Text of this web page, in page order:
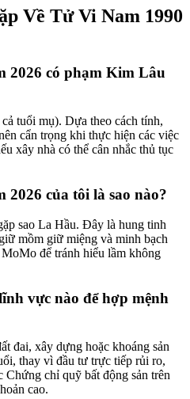
Về Tử Vi Nam 1990
2026 có phạm Kim Lâu
tuổi mụ). Dựa theo cách tính,
cẩn trọng khi thực hiện các việc
xây nhà có thể cân nhắc thủ tục
2026 của tôi là sao nào?
sao La Hầu. Đây là hung tinh
mồm giữ miệng và minh bạch
để tránh hiểu lầm không
vực nào để hợp mệnh
đai, xây dựng hoặc khoáng sản
thay vì đầu tư trực tiếp rủi ro,
Chứng chỉ quỹ bất động sản trên
cao.